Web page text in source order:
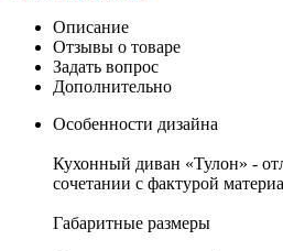
Описание
Отзывы о товаре
Задать вопрос
Дополнительно
Особенности дизайна
Кухонный диван «Тулон» -
сочетании с фактурой
Габаритные размеры